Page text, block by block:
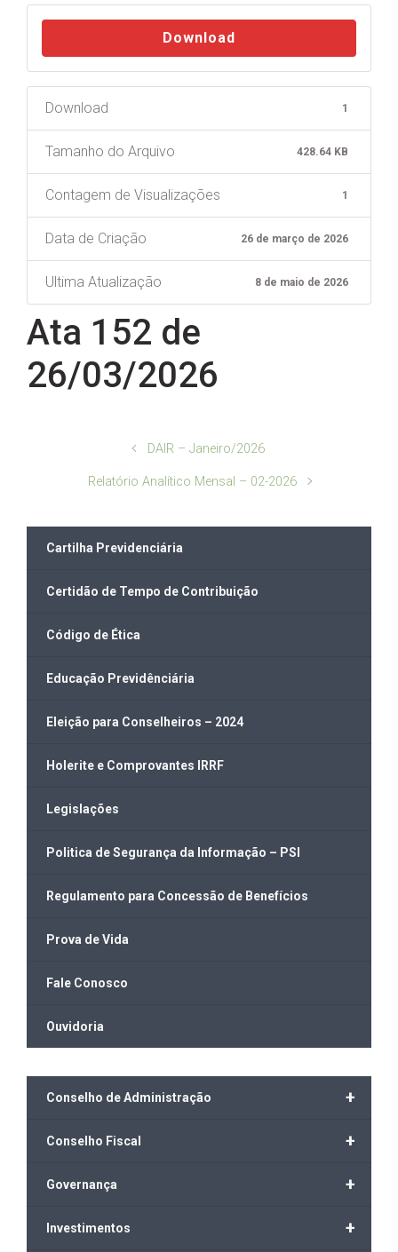
Download
Download 1
Tamanho do Arquivo 428.64 KB
Contagem de Visualizações 1
Data de Criação 26 de março de 2026
Ultima Atualização 8 de maio de 2026
Ata 152 de
26/03/2026
DAIR – Janeiro/2026
Relatório Analítico Mensal – 02-2026
Cartilha Previdenciária
Certidão de Tempo de Contribuição
Código de Ética
Educação Previdênciária
Eleição para Conselheiros – 2024
Holerite e Comprovantes IRRF
Legislações
Politica de Segurança da Informação – PSI
Regulamento para Concessão de Benefícios
Prova de Vida
Fale Conosco
Ouvidoria
+
Conselho de Administração
+
Conselho Fiscal
+
Governança
+
Investimentos